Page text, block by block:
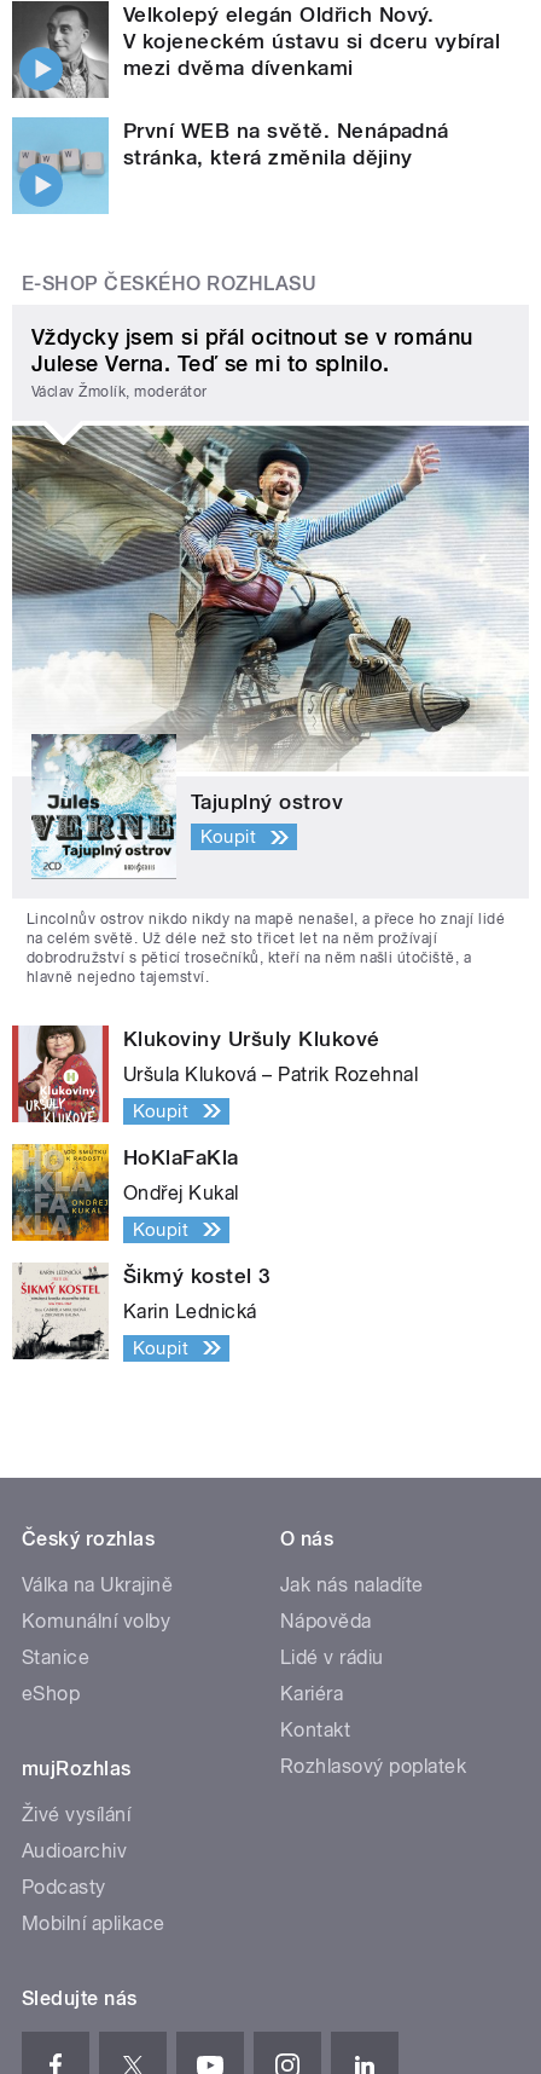
Velkolepý elegán Oldřich Nový.
V kojeneckém ústavu si dceru vybíral
mezi dvěma dívenkami
První WEB na světě. Nenápadná
stránka, která změnila dějiny
E-SHOP ČESKÉHO ROZHLASU
Vždycky jsem si přál ocitnout se v románu
Julese Verna. Teď se mi to splnilo.
Václav Žmolík, moderátor
Tajuplný ostrov
Koupit
Lincolnův ostrov nikdo nikdy na mapě nenašel, a přece ho znají lidé
na celém světě. Už déle než sto třicet let na něm prožívají
dobrodružství s pěticí trosečníků, kteří na něm našli útočiště, a
hlavně nejedno tajemství.
Klukoviny Uršuly Klukové
Uršula Kluková – Patrik Rozehnal
Koupit
HoKlaFaKla
Ondřej Kukal
Koupit
Šikmý kostel 3
Karin Lednická
Koupit
Český rozhlas
Válka na Ukrajině
Komunální volby
Stanice
eShop
mujRozhlas
Živé vysílání
Audioarchiv
Podcasty
Mobilní aplikace
O nás
Jak nás naladíte
Nápověda
Lidé v rádiu
Kariéra
Kontakt
Rozhlasový poplatek
Sledujte nás